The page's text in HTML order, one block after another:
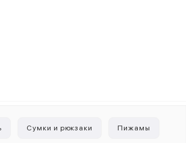
Сумки и рюкзаки Пижамы